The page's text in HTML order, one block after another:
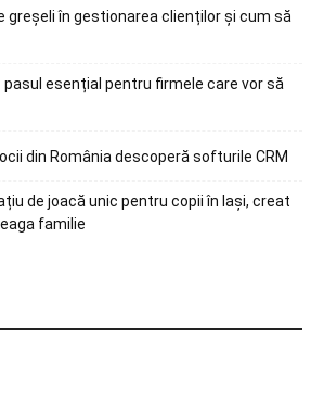
greșeli în gestionarea clienților și cum să
pasul esențial pentru firmele care vor să
din România descoperă softurile CRM
de joacă unic pentru copii în Iași, creat
familie